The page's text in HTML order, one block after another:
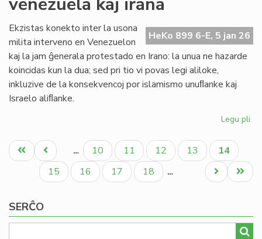
la
HeKo 899 6-E, 5 jan 26
Ekzistas konekto inter la usona
milita interveno en Venezuelon
kaj la jam ĝenerala protestado en Irano: la unua ne hazarde
koincidas kun la dua; sed pri tio vi povas legi aliloke,
inkluzive de la konsekvencoj por islamismo unuﬂanke kaj
Israelo aliﬂanke.
Legu pli
la
Pagination
Unua
paĝo
Antaŭa
paĝo
… Paĝo
10 Paĝo
11 Paĝo
12 Paĝo
13
Aktuala
paĝo
14
Paĝo
15 Paĝo
16 Paĝo
17 Paĝo
18 …
Last
page
Next
page
SERĈO